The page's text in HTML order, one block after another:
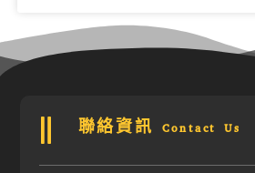
聯絡資訊 Contact Us